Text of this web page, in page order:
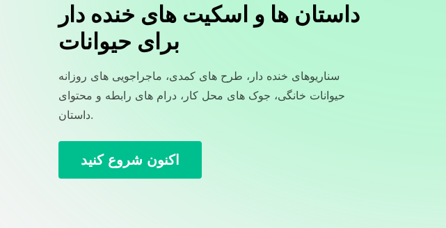
داستان ها و اسکیت های خنده دار
برای حیوانات
سناریوهای خنده دار، طرح های کمدی، ماجراجویی های روزانه
حیوانات خانگی، جوک های محل کار، درام های رابطه و محتوای
داستان.
اکنون شروع کنید